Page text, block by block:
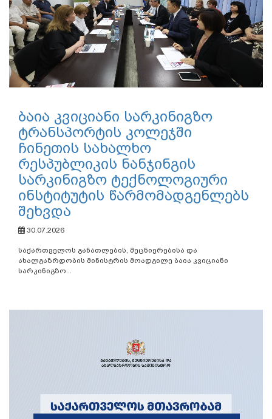
ბაია კვიციანი სარკინიგზო
ტრანსპორტის კოლეჯში
ჩინეთის სახალხო
რესპუბლიკის ნანჯინგის
სარკინიგზო ტექნოლოგიური
ინსტიტუტის წარმომადგენლებს
შეხვდა
30.07.2026
საქართველოს განათლების, მეცნიერებისა და
ახალგაზრდობის მინისტრის მოადგილე ბაია კვიციანი
სარკინიგზო...